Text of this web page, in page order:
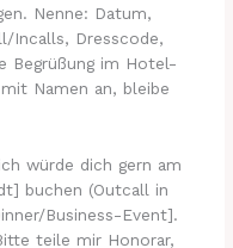
Nenne: Datum,
Incalls, Dresscode,
Begrüßung im Hotel-
Namen an, bleibe
würde dich gern am
buchen (Outcall in
Business-Event].
teile mir Honorar,